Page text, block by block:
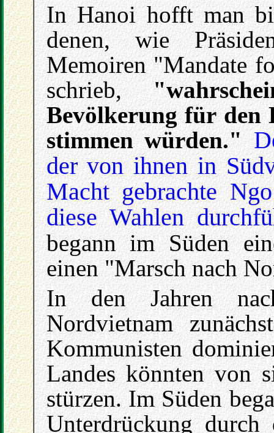
In Hanoi hofft man
denen, wie
Memoiren "Mandate
schrieb,
Bevölkerung für den
stimmen würden."
der von ihnen in
Macht gebrachte
diese Wahlen
begann im Süden
einen "Marsch nach
In den Jahren
Nordvietnam
Kommunisten
Landes könnten von
stürzen. Im Süden
Unterdrückung durch